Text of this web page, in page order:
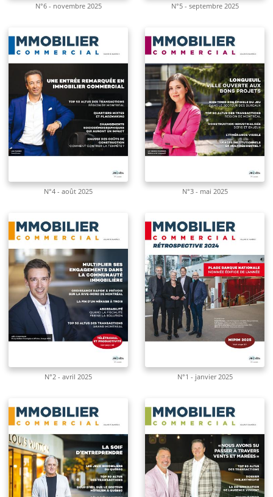
N°6 - novembre 2025 N°5 - septembre 2025
N°4 - août 2025 N°3 - mai 2025
N°2 - avril 2025 N°1 - janvier 2025